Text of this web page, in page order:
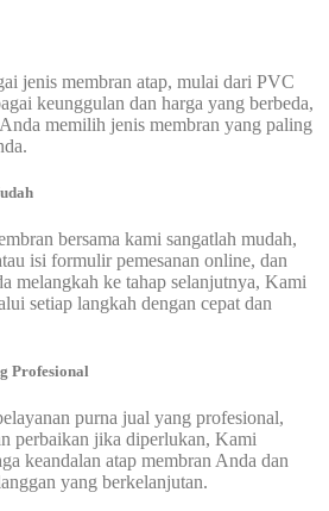
jenis membran atap, mulai dari PVC
keunggulan dan harga yang berbeda,
memilih jenis membran yang paling
bersama kami sangatlah mudah,
isi formulir pemesanan online, dan
melangkah ke tahap selanjutnya, Kami
setiap langkah dengan cepat dan
Profesional
purna jual yang profesional,
perbaikan jika diperlukan, Kami
keandalan atap membran Anda dan
yang berkelanjutan.